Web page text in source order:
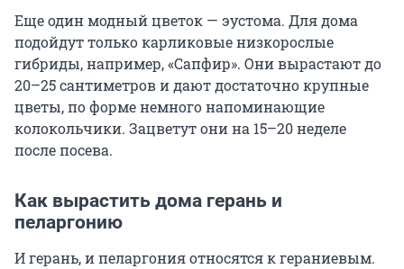
Еще один модный цветок — эустома. Для дома
подойдут только карликовые низкорослые
гибриды, например, «Сапфир». Они вырастают до
20–25 сантиметров и дают достаточно крупные
цветы, по форме немного напоминающие
колокольчики. Зацветут они на 15–20 неделе
после посева.
Как вырастить дома герань и
пеларгонию
И герань, и пеларгония относятся к гераниевым.